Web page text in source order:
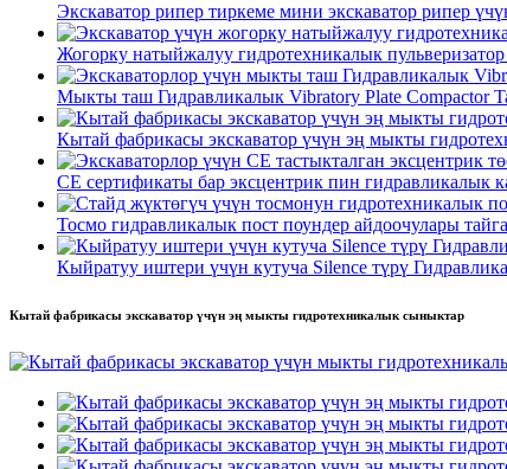
Экскаватор рипер тиркеме мини экскаватор рипер
Жогорку натыйжалуу гидротехникалык
Мыкты таш Гидравликалык Vibratory Plate Compactor
Кытай фабрикасы экскаватор үчүн эң мыкты
CE сертификаты бар эксцентрик пин гидравликалык
Тосмо гидравликалык пост поундер айдоочулары
Кыйратуу иштери үчүн кутуча Silence түрү
Кытай фабрикасы экскаватор үчүн эң мыкты гидротехникалык сыныктар